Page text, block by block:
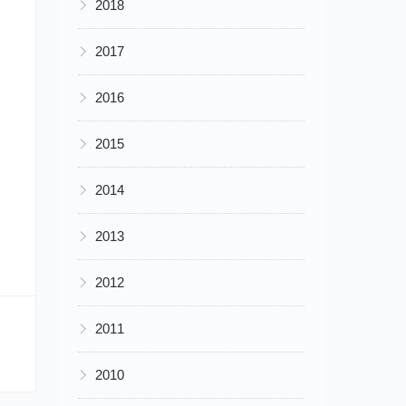
2018
▶ 2017
▶ 2016
▶ 2015
▶ 2014
▶ 2013
▶ 2012
▶ 2011
▶ 2010